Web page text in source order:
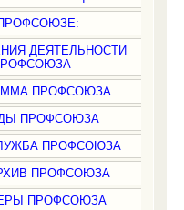
ДЕЯТЕЛЬНОСТИ
ПРОФСОЮЗА
ПРОФСОЮЗА
ПРОФСОЮЗА
ПРОФСОЮЗА
ПРОФСОЮЗА